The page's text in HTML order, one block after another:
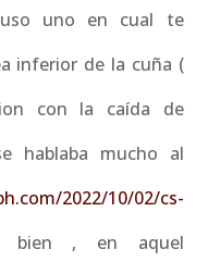
uno en cual te
inferior de la cuña (
con la caída de
hablaba mucho al
2022/10/02/cs-
bien , en aquel